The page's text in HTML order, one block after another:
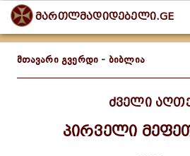
მართლმადიდებელი.GE
მთავარი გვერდი - ბიბლია
ძველი
პირველი